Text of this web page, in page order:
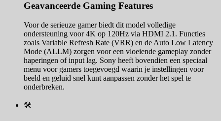
Geavanceerde Gaming Features
Voor de serieuze gamer biedt dit model volledige
ondersteuning voor 4K op 120Hz via HDMI 2.1. Functies
zoals Variable Refresh Rate (VRR) en de Auto Low Latency
Mode (ALLM) zorgen voor een vloeiende gameplay zonder
haperingen of input lag. Sony heeft bovendien een speciaal
menu voor gamers toegevoegd waarin je instellingen voor
beeld en geluid snel kunt aanpassen zonder het spel te
onderbreken.
🛠️